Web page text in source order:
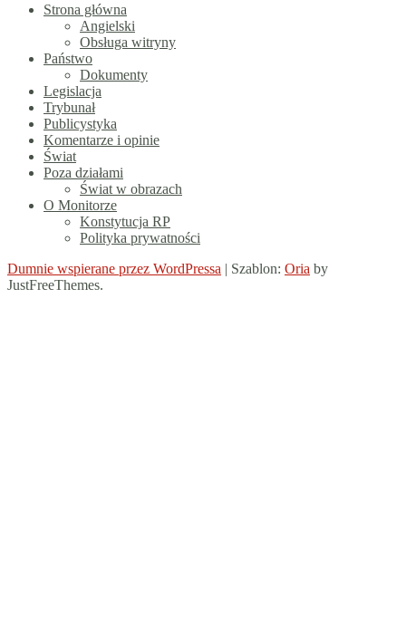
Strona główna
Angielski
Obsługa witryny
Państwo
Dokumenty
Legislacja
Trybunał
Publicystyka
Komentarze i opinie
Świat
Poza działami
Świat w obrazach
O Monitorze
Konstytucja RP
Polityka prywatności
Dumnie wspierane przez WordPressa | Szablon: Oria by
JustFreeThemes.